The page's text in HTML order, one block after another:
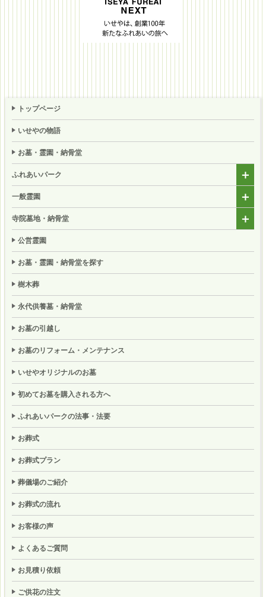
トップページ
いせやの物語
お墓・霊園・納骨堂
ふれあいパーク
一般霊園
寺院墓地・納骨堂
公営霊園
お墓・霊園・納骨堂を探す
樹木葬
永代供養墓・納骨堂
お墓の引越し
お墓のリフォーム・メンテナンス
いせやオリジナルのお墓
初めてお墓を購入される方へ
ふれあいパークの法事・法要
お葬式
お葬式プラン
葬儀場のご紹介
お葬式の流れ
お客様の声
よくあるご質問
お見積り依頼
ご供花の注文